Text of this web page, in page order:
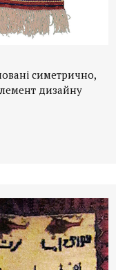
симетрично,
дизайну